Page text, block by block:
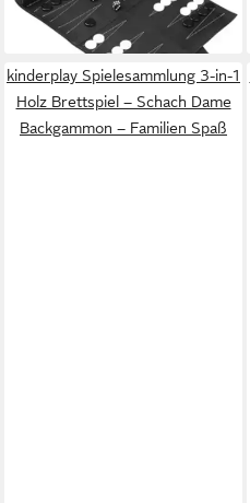
lieferbar - in 9-11 Werktagen bei
kinderplay Spielesammlung 3-in-1
Holz Brettspiel – Schach Dame
Backgammon – Familien Spaß